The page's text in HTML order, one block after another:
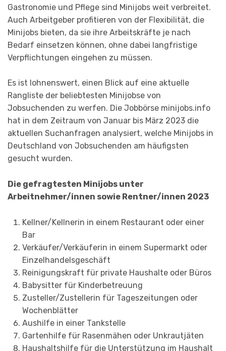
Gastronomie und Pflege sind Minijobs weit verbreitet.
Auch Arbeitgeber profitieren von der Flexibilität, die
Minijobs bieten, da sie ihre Arbeitskräfte je nach
Bedarf einsetzen können, ohne dabei langfristige
Verpflichtungen eingehen zu müssen.
Es ist lohnenswert, einen Blick auf eine aktuelle
Rangliste der beliebtesten Minijobse von
Jobsuchenden zu werfen. Die Jobbörse minijobs.info
hat in dem Zeitraum von Januar bis März 2023 die
aktuellen Suchanfragen analysiert, welche Minijobs in
Deutschland von Jobsuchenden am häufigsten
gesucht wurden.
Die gefragtesten Minijobs unter
Arbeitnehmer/innen sowie Rentner/innen 2023
Kellner/Kellnerin in einem Restaurant oder einer
Bar
Verkäufer/Verkäuferin in einem Supermarkt oder
Einzelhandelsgeschäft
Reinigungskraft für private Haushalte oder Büros
Babysitter für Kinderbetreuung
Zusteller/Zustellerin für Tageszeitungen oder
Wochenblätter
Aushilfe in einer Tankstelle
Gartenhilfe für Rasenmähen oder Unkrautjäten
Haushaltshilfe für die Unterstützung im Haushalt